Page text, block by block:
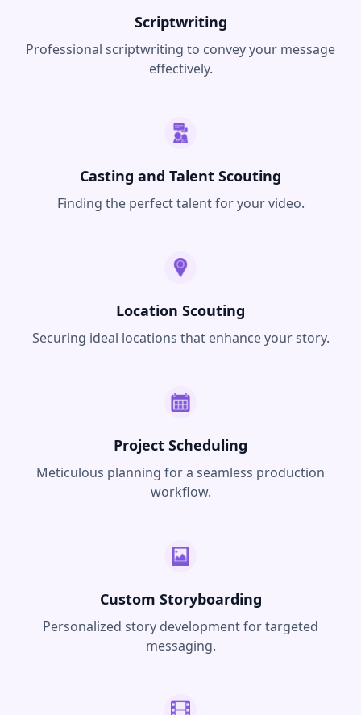
Scriptwriting
Professional scriptwriting to convey your message
effectively.
Casting and Talent Scouting
Finding the perfect talent for your video.
Location Scouting
Securing ideal locations that enhance your story.
Project Scheduling
Meticulous planning for a seamless production
workflow.
Custom Storyboarding
Personalized story development for targeted
messaging.